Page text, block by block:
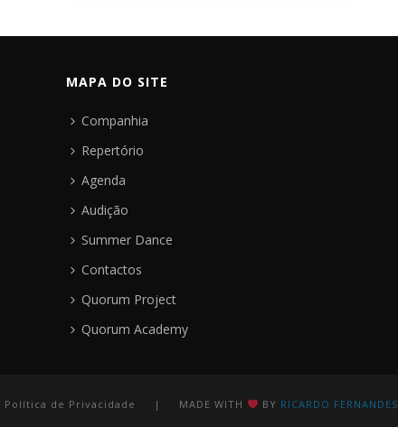
MAPA DO SITE
Companhia
Repertório
Agenda
Audição
Summer Dance
Contactos
Quorum Project
Quorum Academy
Política de Privacidade | MADE WITH BY RICARDO FERNANDES